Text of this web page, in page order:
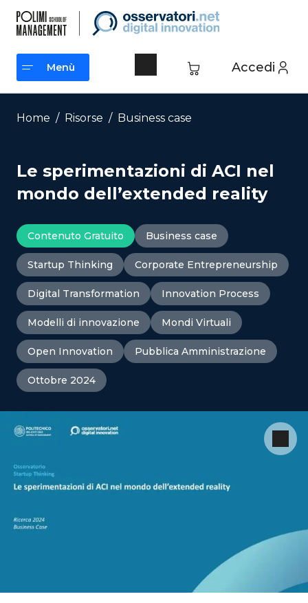
contenuto
Accedi
Menù
Menù
Home / Risorse / Business case
Le sperimentazioni di ACI nel
mondo dell’extended reality
Contenuto Gratuito Business case
Startup Thinking Corporate Entrepreneurship
Digital Transformation Innovation Process
Modelli di innovazione Mondi Virtuali
Open Innovation Pubblica Amministrazione
Ottobre 2024